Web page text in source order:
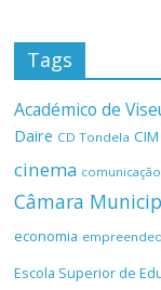
Tags
Académico de
Daire CD Tondela
cinema
Câmara
economia
Escola Superior de